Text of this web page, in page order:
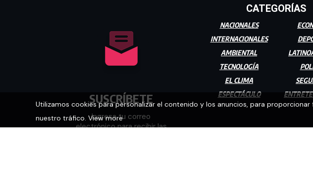
SUSCRÍBETE
Ingresa tu correo
electrónico para recibir las
CATEGORÍAS
NACIONALES
INTERNACIONALES
AMBIENTAL
TECNOLOGÍA
EL CLIMA
ESPECTÁCULO
Utilizamos cookies para personalizar el contenido y los anuncios, para
nuestro tráfico. View more